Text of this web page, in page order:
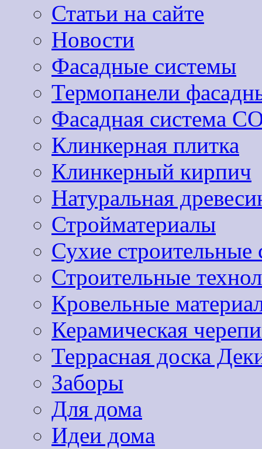
Статьи на сайте
Новости
Фасадные системы
Термопанели
Фасадная система
Клинкерная плитка
Клинкерный кирпич
Натуральная
Стройматериалы
Сухие строительные
Строительные
Кровельные
Керамическая
Террасная доска
Заборы
Для дома
Идеи дома